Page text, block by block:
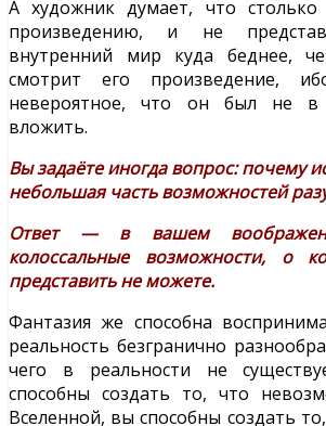
А художник думает, что столько
произведению, и не
внутренний мир куда беднее,
смотрит его произведение,
невероятное, что он был не в
вложить.
Вы задаёте иногда вопрос: почему
небольшая часть возможностей
Ответ — в вашем
колоссальные возможности, о
представить не можете.
Фантазия же способна
реальность безгранично
чего в реальности не
способны создать то, что
Вселенной, вы способны создать